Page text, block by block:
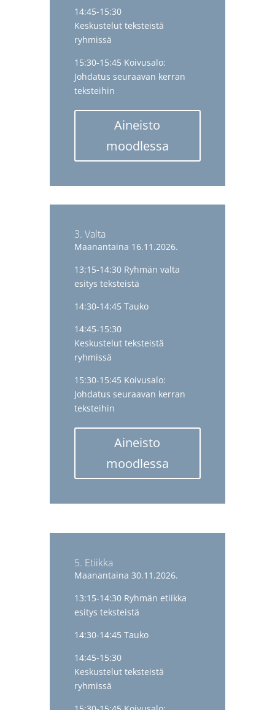
14:45-15:30
Keskustelut teksteistä
ryhmissä
15:30-15:45 Koivusalo:
Johdatus seuraavan kerran
teksteihin
Aineisto
moodlessa
3. Valta
Maanantaina 16.11.2026.
13:15-14:30 Ryhmän valta
esitys teksteistä
14:30-14:45 Tauko
14:45-15:30
Keskustelut teksteistä
ryhmissä
15:30-15:45 Koivusalo:
Johdatus seuraavan kerran
teksteihin
Aineisto
moodlessa
5. Etiikka
Maanantaina 30.11.2026.
13:15-14:30 Ryhmän etiikka
esitys teksteistä
14:30-14:45 Tauko
14:45-15:30
Keskustelut teksteistä
ryhmissä